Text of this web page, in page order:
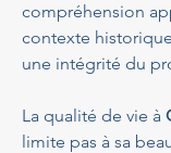
compréhension
contexte
une intégrité du
La qualité de vie à
limite pas à sa